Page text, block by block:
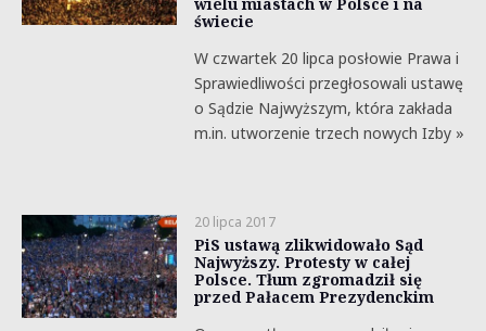
świecie
W czwartek 20 lipca posłowie Prawa i
Sprawiedliwości przegłosowali ustawę
o Sądzie Najwyższym, która zakłada
m.in. utworzenie trzech nowych Izby »
20 lipca 2017
PiS ustawą zlikwidowało Sąd
Najwyższy. Protesty w całej
Polsce. Tłum zgromadził się
przed Pałacem Prezydenckim